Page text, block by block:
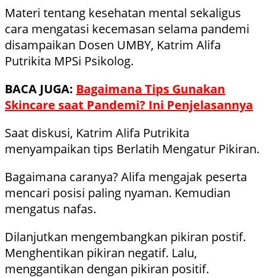
Materi tentang kesehatan mental sekaligus
cara mengatasi kecemasan selama pandemi
disampaikan Dosen UMBY, Katrim Alifa
Putrikita MPSi Psikolog.
BACA JUGA: Bagaimana Tips Gunakan
Skincare saat Pandemi? Ini Penjelasannya
Saat diskusi, Katrim Alifa Putrikita
menyampaikan tips Berlatih Mengatur Pikiran.
Bagaimana caranya? Alifa mengajak peserta
mencari posisi paling nyaman. Kemudian
mengatus nafas.
Dilanjutkan mengembangkan pikiran postif.
Menghentikan pikiran negatif. Lalu,
menggantikan dengan pikiran positif.